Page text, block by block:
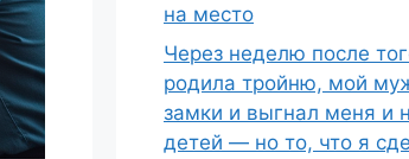
на место
Через неделю после
родила тройню, мой
замки и выгнал меня и
детей — но то, что я